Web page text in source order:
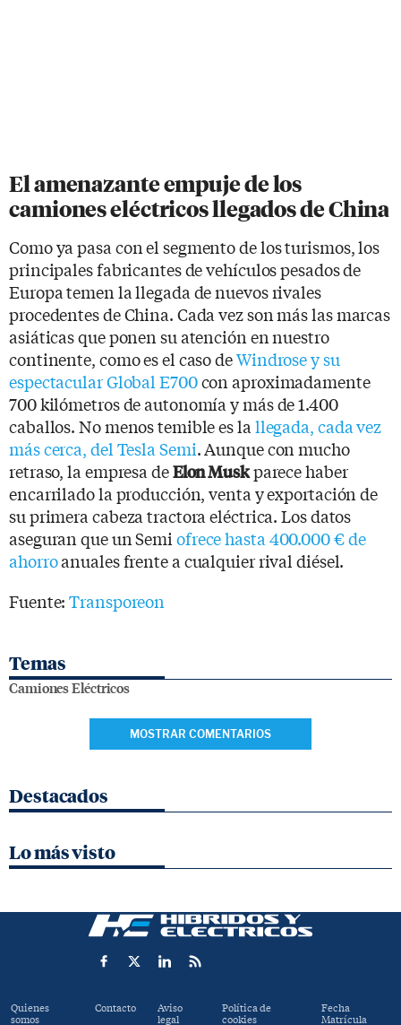
El amenazante empuje de los
camiones eléctricos llegados de China
Como ya pasa con el segmento de los turismos, los
principales fabricantes de vehículos pesados de
Europa temen la llegada de nuevos rivales
procedentes de China. Cada vez son más las marcas
asiáticas que ponen su atención en nuestro
continente, como es el caso deWindrose y su
espectacular Global E700con aproximadamente
700 kilómetros de autonomía y más de 1.400
caballos. No menos temible es la llegada, cada vez
más cerca, del Tesla Semi. Aunque con mucho
retraso, la empresa deElon Muskparece haber
encarrilado la producción, venta y exportación de
su primera cabeza tractora eléctrica. Los datos
aseguran que un Semiofrece hasta 400.000 € de
ahorroanuales frente a cualquier rival diésel.
Fuente:Transporeon
Temas
Camiones Eléctricos
MOSTRAR COMENTARIOS
Destacados
Lo más visto
Quienes
somos
Contacto Aviso
legal
Política de
cookies
Fecha
Matrícula